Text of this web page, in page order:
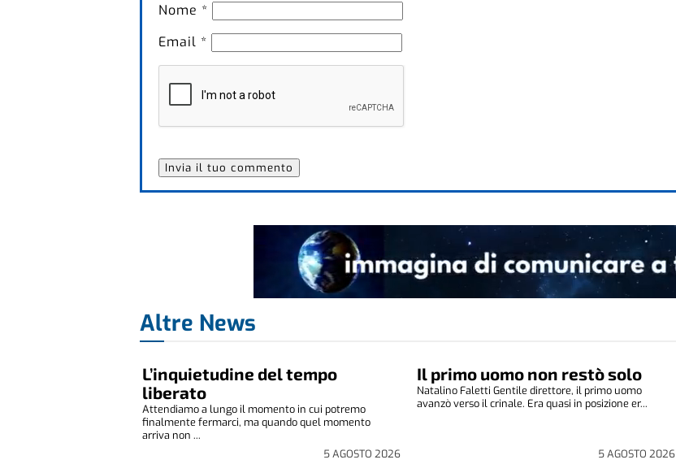
Nome *
Email *
Altre News
L’inquietudine del tempo
liberato
5 AGOSTO 2026
Attendiamo a lungo il momento in cui potremo
finalmente fermarci, ma quando quel momento
arriva non ...
Il primo uomo non restò solo
5 AGOSTO 2026
Natalino Faletti Gentile direttore, il primo uomo
avanzò verso il crinale. Era quasi in posizione er...